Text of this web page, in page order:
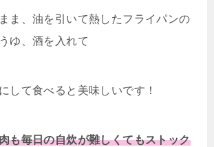
ま、油を引いて熱したフライパンの
ゆ、酒を入れて
して食べると美味しいです！
も毎日の自炊が難しくてもストック